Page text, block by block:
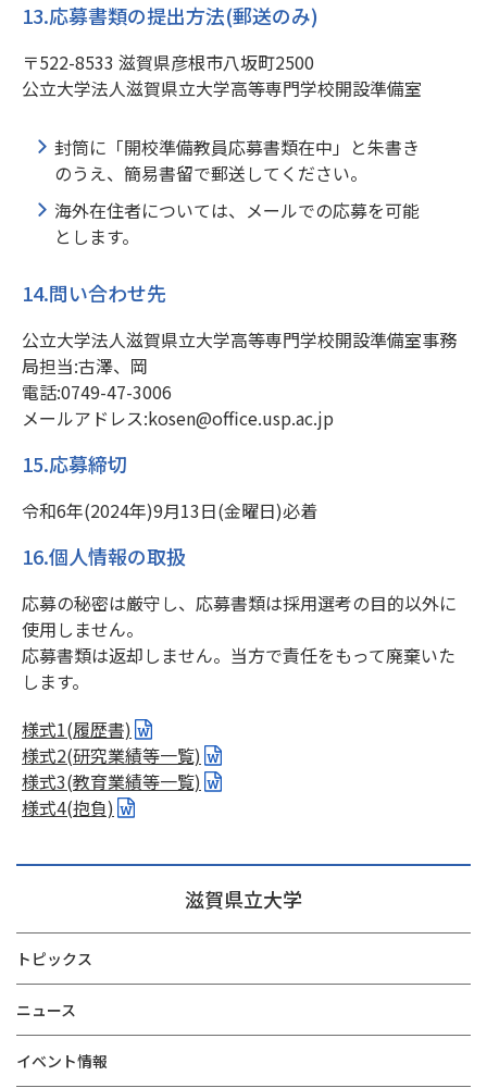
滋賀県立大学
トピックス
ニュース
イベント情報
13.応募書類の提出方法(郵送のみ)
〒522-8533 滋賀県彦根市八坂町2500
公立大学法人滋賀県立大学高等専門学校開設準備室
封筒に「開校準備教員応募書類在中」と朱書き
のうえ、簡易書留で郵送してください。
海外在住者については、メールでの応募を可能
とします。
14.問い合わせ先
公立大学法人滋賀県立大学高等専門学校開設準備室事務
局担当:古澤、岡
電話:0749-47-3006
メールアドレス:kosen@office.usp.ac.jp
15.応募締切
令和6年(2024年)9月13日(金曜日)必着
16.個人情報の取扱
応募の秘密は厳守し、応募書類は採用選考の目的以外に
使用しません。
応募書類は返却しません。当方で責任をもって廃棄いた
します。
様式1(履歴書)
様式2(研究業績等一覧)
様式3(教育業績等一覧)
様式4(抱負)